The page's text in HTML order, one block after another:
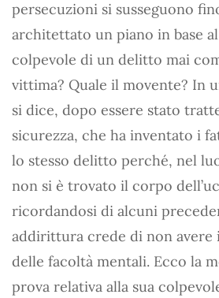
persecuzioni si susseguono
architettato un piano in base
colpevole di un delitto mai
vittima? Quale il movente? In
si dice, dopo essere stato
sicurezza, che ha inventato i
lo stesso delitto perché, nel
non si è trovato il corpo
ricordandosi di alcuni
addirittura crede di non avere
delle facoltà mentali. Ecco la
prova relativa alla sua